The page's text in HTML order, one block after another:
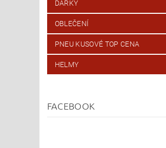
DÁRKY
OBLEČENÍ
PNEU KUSOVÉ TOP CENA
HELMY
FACEBOOK